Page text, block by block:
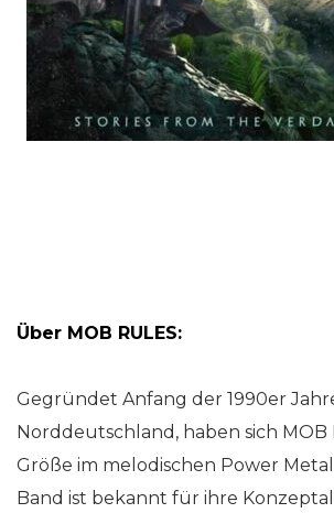
Über MOB RULES:
Gegründet Anfang der 1990er
Norddeutschland, haben sich MOB
Größe im melodischen Power
Band ist bekannt für ihre